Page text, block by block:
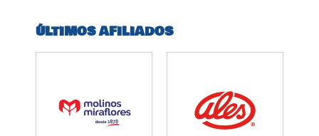
ÚLTIMOS AFILIADOS